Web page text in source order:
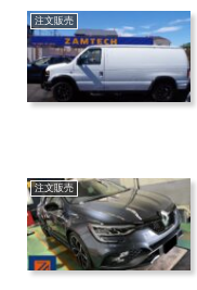
注文販売
注文販売